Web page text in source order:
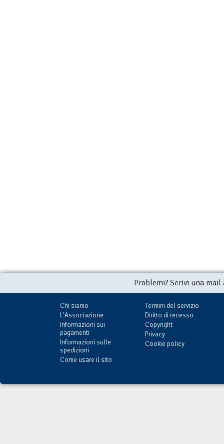
Problemi? Scrivi una
Chi siamo
L'Associazione
Informazioni sui
pagamenti
Informazioni sulle
spedizioni
Come usare il sito
Termini del servizio
Diritto di recesso
Copyright
Privacy
Cookie policy